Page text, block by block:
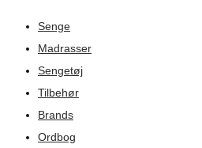
Senge
Madrasser
Sengetøj
Tilbehør
Brands
Ordbog